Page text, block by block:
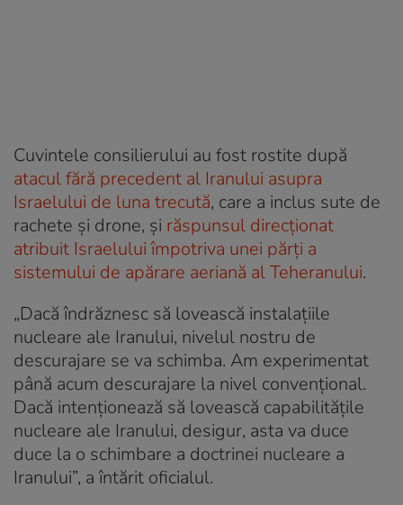
Cuvintele consilierului au fost rostite după
atacul fără precedent al Iranului asupra
Israelului de luna trecută, care a inclus sute de
rachete și drone, și răspunsul direcționat
atribuit Israelului împotriva unei părți a
sistemului de apărare aeriană al Teheranului.
„Dacă îndrăznesc să lovească instalațiile
nucleare ale Iranului, nivelul nostru de
descurajare se va schimba. Am experimentat
până acum descurajare la nivel convențional.
Dacă intenționează să lovească capabilitățile
nucleare ale Iranului, desigur, asta va duce
duce la o schimbare a doctrinei nucleare a
Iranului”, a întărit oficialul.